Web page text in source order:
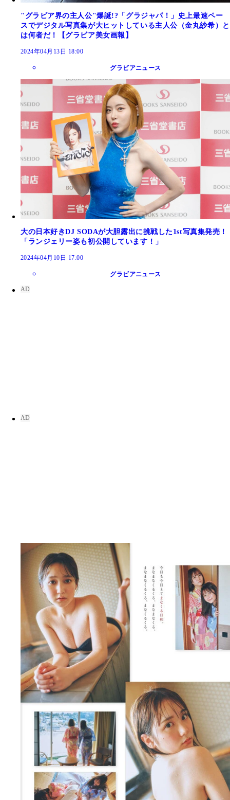
"グラビア界の主人公"爆誕!?「グラジャパ！」史上最速ペー
スでデジタル写真集が大ヒットしている主人公（金丸紗希）と
は何者だ！【グラビア美女画報】
2024年04月13日 18:00
グラビアニュース
大の日本好きDJ SODAが大胆露出に挑戦した1st写真集発売！
「ランジェリー姿も初公開しています！」
2024年04月10日 17:00
グラビアニュース